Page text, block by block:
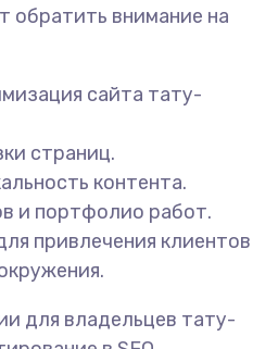
обратить внимание на
сайта тату-
страниц.
контента.
и портфолио работ.
привлечения клиентов
для владельцев тату-